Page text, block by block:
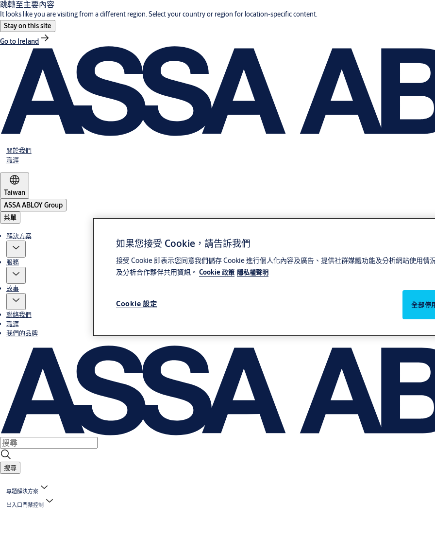
跳轉至主要內容
It looks like you are visiting from a different region. Select your country or region for location-specific content.
Stay on this site
Go to Ireland
關於我們
職涯
Taiwan
ASSA ABLOY Group
菜單
解決方案
服務
故事
聯絡我們
職涯
我們的品牌
搜尋
專題解決方案
出入口門禁控制
如果您接受 Cookie，請告訴我們
接受 Cookie 即表示您同意我們儲存 Cookie 進行個人化內容及廣告、提供社群媒體功能及分析網站使用情
及分析合作夥伴共用資訊。 Cookie 政策 隱私權聲明
全部停
Cookie 設定